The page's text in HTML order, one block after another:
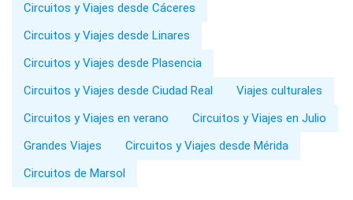
Circuitos y Viajes desde Cáceres
Circuitos y Viajes desde Linares
Circuitos y Viajes desde Plasencia
Circuitos y Viajes desde Ciudad Real
Viajes culturales
Circuitos y Viajes en verano
Circuitos y Viajes en Julio
Grandes Viajes
Circuitos y Viajes desde Mérida
Circuitos de Marsol